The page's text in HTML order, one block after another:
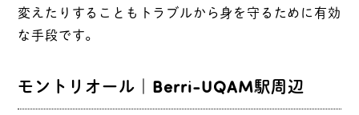
変えたりすることもトラブルから身を守るために有効
な手段です。
モントリオール｜Berri-UQAM駅周辺